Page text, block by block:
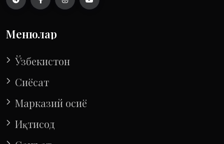
Менюлар
Ўзбекистон
Сиёсат
Марказий осиё
Иқтисод